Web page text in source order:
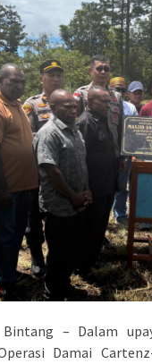
– Dalam
Damai